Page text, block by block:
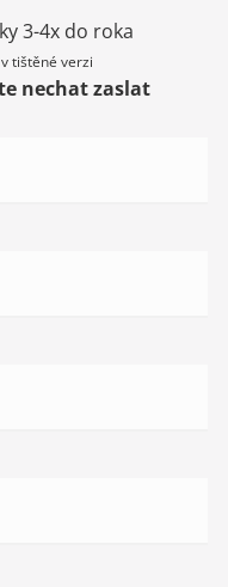
3-4x do roka
tištěné verzi
nechat zaslat